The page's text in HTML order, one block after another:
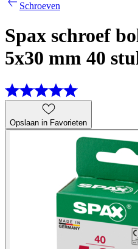
Schroeven
Spax schroef
5x30 mm 40
Opslaan in Favorieten